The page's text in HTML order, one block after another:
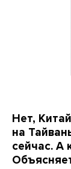
Нет,
на
сейчас. А